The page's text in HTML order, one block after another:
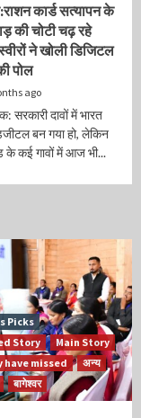
कार्ड सत्यापन के
की चोटी चढ़ रहे
ने खोली डिजिटल
पोल
ago
सरकारी दावों में भारत
बन गया हो, लेकिन
के कई गावों में आज भी...
Picks
Story
Main Story
have missed
अन्य
बागेश्वर